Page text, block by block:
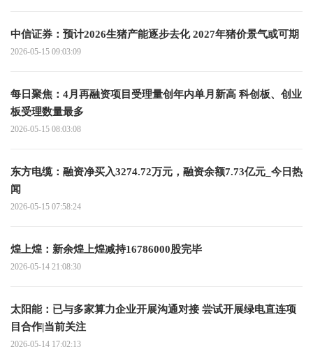
中信证券：预计2026生猪产能逐步去化 2027年猪价景气或可期
2026-05-15 09:03:09
每日聚焦：4月再融资项目受理量创年内单月新高 科创板、创业
板受理数量最多
2026-05-15 08:03:08
东方电缆：融资净买入3274.72万元，融资余额7.73亿元_今日热
闻
2026-05-15 07:58:24
煌上煌：新余煌上煌减持16786000股完毕
2026-05-14 21:08:30
太阳能：已与多家算力企业开展沟通对接 尝试开展绿电直连项
目合作|当前关注
2026-05-14 17:02:13